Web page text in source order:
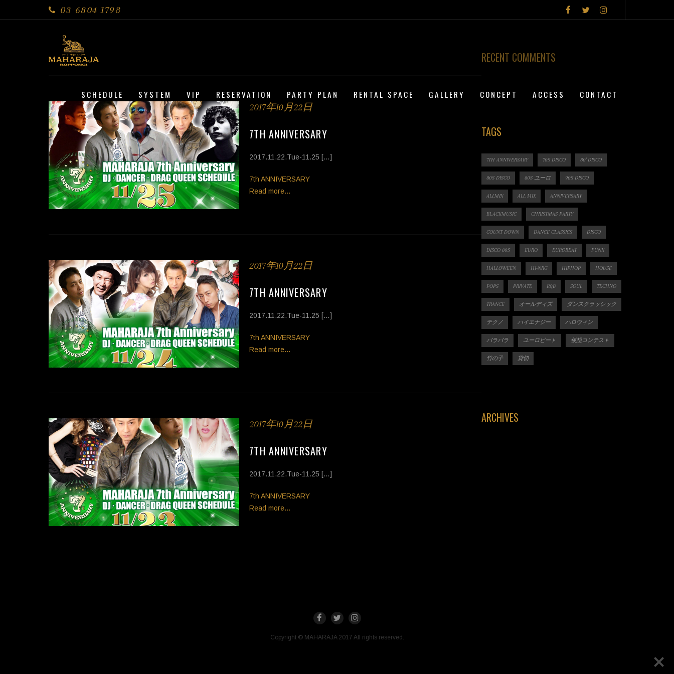
03 6804 1798
SCHEDULE SYSTEM VIP RESERVATION PARTY PLAN RENTAL SPACE GALLERY CONCEPT ACCESS CONTACT
2017年10月22日
7TH ANNIVERSARY
2017.11.22.Tue-11.25 […]
Tags
7th ANNIVERSARY
Read more...
2017年10月22日
7TH ANNIVERSARY
2017.11.22.Tue-11.25 […]
Tags
7th ANNIVERSARY
Read more...
2017年10月22日
7TH ANNIVERSARY
2017.11.22.Tue-11.25 […]
Tags
7th ANNIVERSARY
Read more...
RECENT COMMENTS
TAGS
7TH ANNIVERSARY 70S DISCO 80' DISCO
80S DISCO 80S ユーロ 90S DISCO
ALLMIX ALL MIX ANNIVERSARY
BLACKMUSIC CHRISTMAS PARTY
COUNT DOWN DANCE CLASSICS DISCO
DISCO 80S EURO EUROBEAT FUNK
HALLOWEEN HI-NRG HIPHOP HOUSE
POPS PRIVATE R&B SOUL TECHNO
TRANCE オールディズ ダンスクラッシック
テクノ ハイエナジー ハロウィン
パラパラ ユーロビート 仮想コンテスト
竹の子 貸切
ARCHIVES
Copyright © MAHARAJA 2017 All rights reserved.